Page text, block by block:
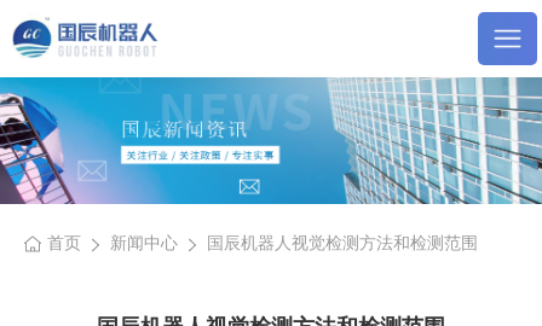
首页 新闻中心 国辰机器人视觉检测方法和检测范围